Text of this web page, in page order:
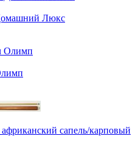
Люкс
сапель/карповый